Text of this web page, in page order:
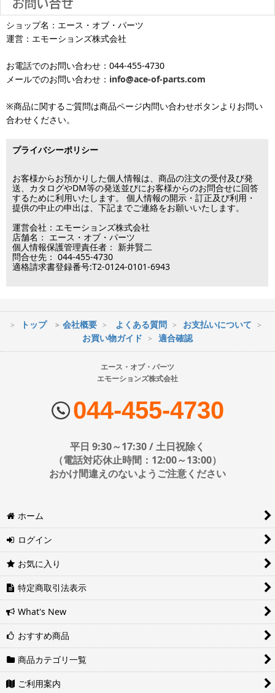
※銀行振り込み・郵便振替・コンビニ決済・PayPayオンライン決済
の場合、ご入金確認後の発送となります。
※お届け先が異なる場合は別途お届け先分の送料がかかります。
沖縄へのお届けは、送料とは別に地域料金が発生します。サイズに
より金額が異なるので、詳しい料金については
となります（当日・土日祝日出荷不可）
商品到着後1週間以内であれば、初期不良の受け付けを行います。
返品対応の詳細、各種保証については
をご覧ください。
■お届けについて
お届け日のご指定がない場合は、最短出荷・最短到着で発送いたし
ます。
平日は15時・土曜は11時・日曜祝日は10時までのご注文で当日出荷
が可能です。
済・代引決済のみ当日出荷が可能です。
※クレジットカード・代引き決済以外のお支払方法を選択されてい
※メーカー発注品は除きます。
※最短到着をご希望の場合、時間指定不可の地域があります。
※配送業者の状況により荷物に遅延が生じる場合もございますので
ヤマト運輸・佐川急便・日本郵便・西濃運輸を使用しております。
配送会社はお選びいただけません。
時間指定は下記の通りです。
日時指定は4日後以降の指定となります。それ以前の日時指定をご希
望の場合は備考欄に記入をお願いします。
■地域ごとの最短配達日時について
い。
ヤマト運輸サービスレベル一覧表(PDF)
西濃運輸サービスレベル一覧表(PDF)
土 日 祝日も
発送しています
※出荷休業日を除く
この日は出荷業務を行いませんので予めご了承下さい。
■営業日
営業時間：09:30～17:30
（電話対応休止時間：12:00～13:00）
土日祝日は出荷業務のみ行います。
土日祝日は電話・メールのお問い合わせ返信は
ショップ名：エース・オブ・パーツ
運営：エモーションズ株式会社
お電話でのお問い合わせ：044-455-4730
メールでのお問い合わせ： info@ace-of-parts.com
※商品に関するご質問は商品ページ内問い合わせボタンよりお問い
合わせください。
プライバシーポリシー
お客様からお預かりした個人情報は、商品の注文の受付及び発
送、カタログやDM等の発送並びにお客様からのお問合せに回答
するために利用いたします。 個人情報の開示・訂正及び利用・
提供の中止の申出は、下記までご連絡をお願いいたします。
運営会社：エモーションズ株式会社
店舗名： エース・オブ・パーツ
個人情報保護管理責任者： 新井賢二
問合せ先： 044-455-4730
適格請求書登録番号:T2-0124-0101-6943
トップ 会社概要 よくある質問
お支払いについて
お買い物ガイド
適合確認
エース・オブ・パーツ
エモーションズ株式会社
044-455-4730
平日 9:30～17:30 / 土日祝除く
（電話対応休止時間：12:00～13:00）
おかけ間違えのないようご注意ください
ホーム
ログイン
お気に入り
特定商取引法表示
What's New
おすすめ商品
商品カテゴリ一覧
ご利用案内